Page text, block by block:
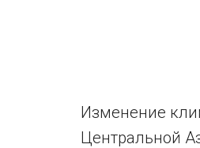
Изменение
Центральной